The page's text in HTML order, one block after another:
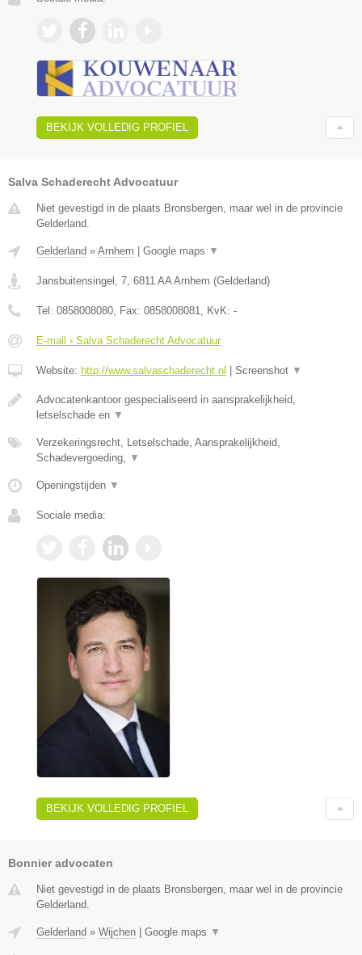
BEKIJK VOLLEDIG PROFIEL
Salva Schaderecht Advocatuur
Niet gevestigd in de plaats Bronsbergen, maar wel in de provincie
Gelderland.
Gelderland » Arnhem Google maps ▼
Jansbuitensingel, 7, 6811 AA Arnhem (Gelderland)
Tel: 0858008080, Fax: 0858008081, KvK: -
E-mail › Salva Schaderecht Advocatuur
Website: http://www.salvaschaderecht.nl Screenshot ▼
Advocatenkantoor gespecialiseerd in aansprakelijkheid,
letselschade en ▼
Verzekeringsrecht, Letselschade, Aansprakelijkheid,
Schadevergoeding, ▼
Openingstijden ▼
Sociale media:
BEKIJK VOLLEDIG PROFIEL
Bonnier advocaten
Niet gevestigd in de plaats Bronsbergen, maar wel in de provincie
Gelderland.
Gelderland » Wijchen Google maps ▼